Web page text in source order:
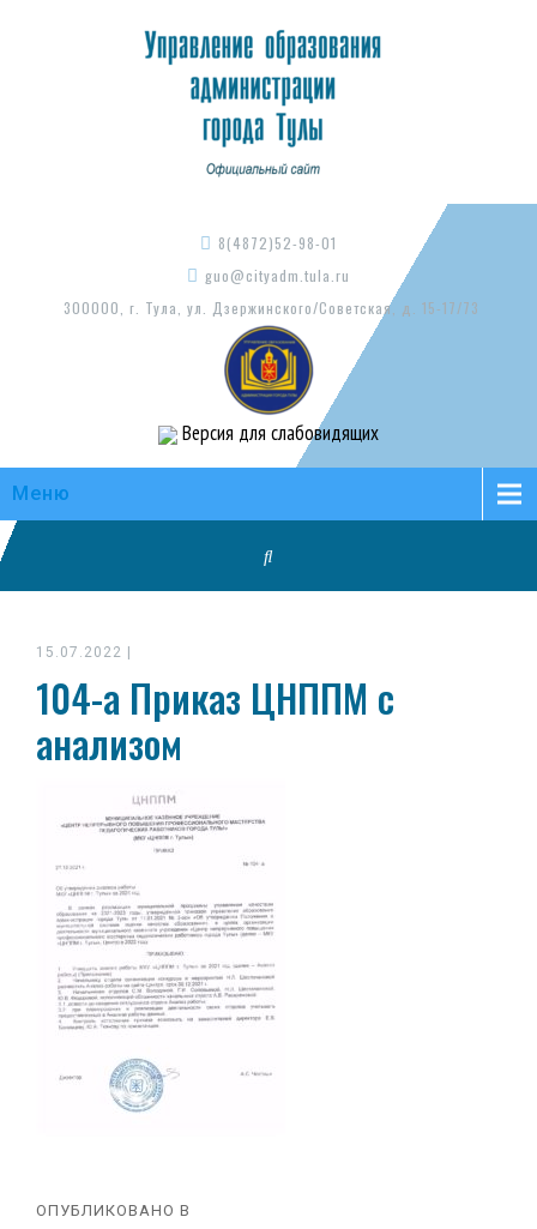
8(4872)52-98-01
guo@cityadm.tula.ru
300000, г. Тула, ул. Дзержинского/Советская, д. 15-17/73
Версия для слабовидящих
Меню
15.07.2022
104-а Приказ ЦНППМ с
анализом
ОПУБЛИКОВАНО В